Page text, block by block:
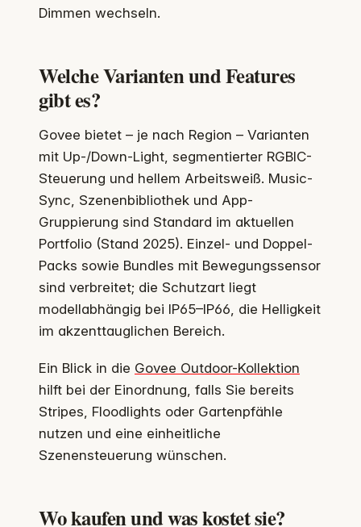
Dimmen wechseln.
Welche Varianten und Features
gibt es?
Govee bietet – je nach Region – Varianten
mit Up-/Down-Light, segmentierter RGBIC-
Steuerung und hellem Arbeitsweiß. Music-
Sync, Szenenbibliothek und App-
Gruppierung sind Standard im aktuellen
Portfolio (Stand 2025). Einzel- und Doppel-
Packs sowie Bundles mit Bewegungssensor
sind verbreitet; die Schutzart liegt
modellabhängig bei IP65–IP66, die Helligkeit
im akzenttauglichen Bereich.
Ein Blick in die Govee Outdoor-Kollektion
hilft bei der Einordnung, falls Sie bereits
Stripes, Floodlights oder Gartenpfähle
nutzen und eine einheitliche
Szenensteuerung wünschen.
Wo kaufen und was kostet sie?